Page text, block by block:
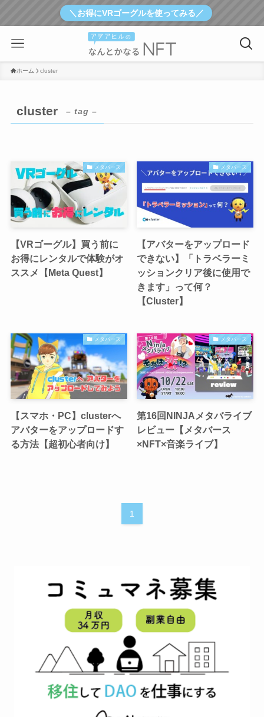
＼お得にVRゴーグルを使ってみる／
ホーム cluster
cluster – tag –
メタバース
【VRゴーグル】買う前に
お得にレンタルで体験がオ
ススメ【Meta Quest】
メタバース
【アバターをアップロード
できない】「トラベラーミ
ッションクリア後に使用で
きます」って何？
【Cluster】
メタバース
【スマホ・PC】clusterへ
アバターをアップロードす
る方法【超初心者向け】
メタバース
第16回NINJAメタバライブ
レビュー【メタバース
×NFT×音楽ライブ】
1